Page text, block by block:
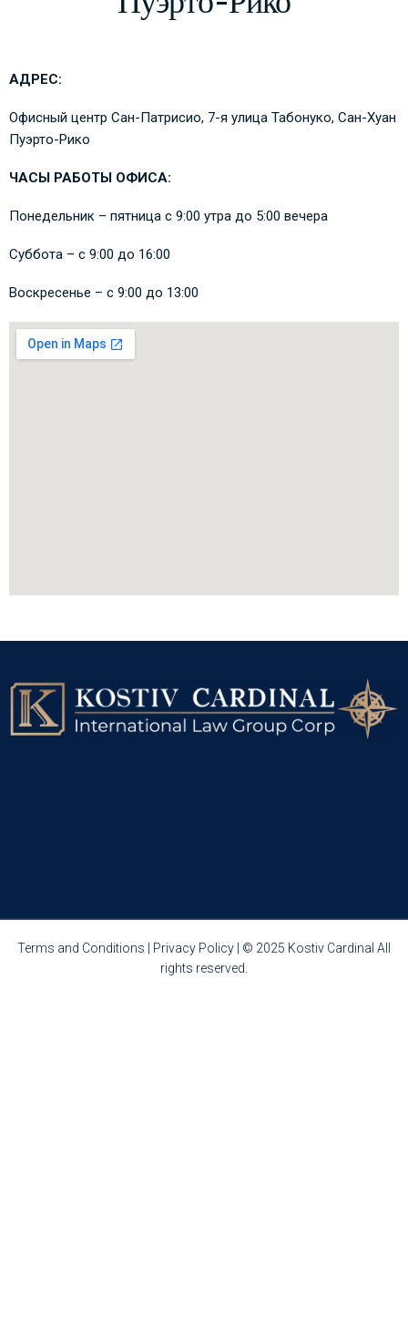
АДРЕС:
Офисный центр Сан-Патрисио, 7-я улица Табонуко, Сан-Хуан
Пуэрто-Рико
ЧАСЫ РАБОТЫ ОФИСА:
Понедельник – пятница с 9:00 утра до 5:00 вечера
Суббота – с 9:00 до 16:00
Воскресенье – с 9:00 до 13:00
Terms and Conditions Privacy Policy
| © 2025 Kostiv Cardinal All
rights reserved.